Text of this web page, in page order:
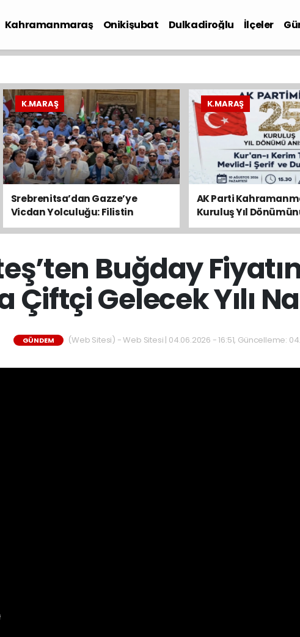
Kahramanmaraş Onikişubat Dulkadiroğlu İlçeler
K.MARAŞ
Srebrenitsa’dan Gazze’ye
Vicdan Yolculuğu: Filistin
Konvoyu Kahramanmaraş’tan
K.MARAŞ
AK Parti
Kuruluş Yıl
Anacak
Buğday
Çiftçi Gelecek Yılı
GÜNDEM (Web Sitesi) - Web Sitesi | 04.06.2026 - 16:51, Güncelleme: